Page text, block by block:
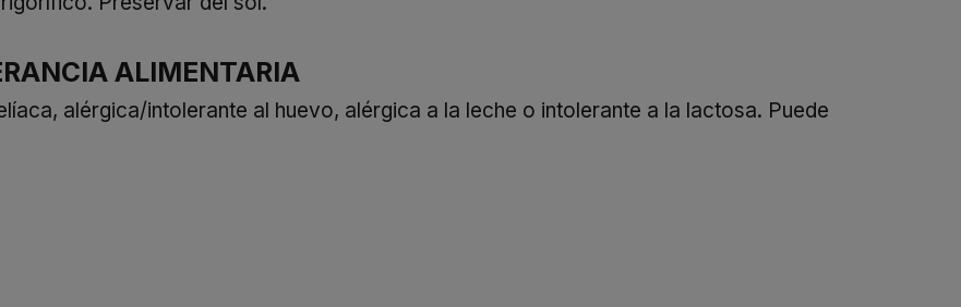
ALIMENTARIA
alérgica/intolerante al huevo, alérgica a la leche o intolerante a la lactosa. Puede